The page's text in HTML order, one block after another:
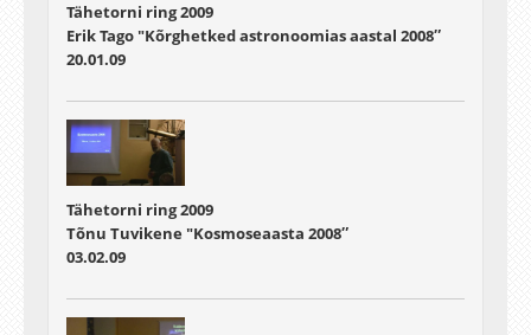
Tähetorni ring 2009
Erik Tago "Kõrghetked astronoomias aastal 2008″
20.01.09
Tähetorni ring 2009
Tõnu Tuvikene "Kosmoseaasta 2008″
03.02.09